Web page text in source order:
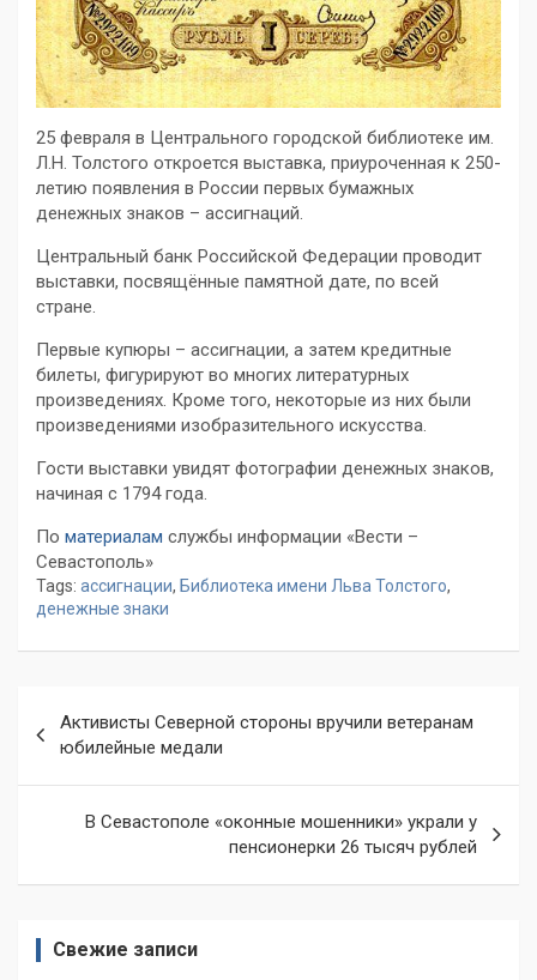
25 февраля в Центрального городской библиотеке им.
Л.Н. Толстого откроется выставка, приуроченная к 250-
летию появления в России первых бумажных
денежных знаков – ассигнаций.
Центральный банк Российской Федерации проводит
выставки, посвящённые памятной дате, по всей
стране.
Первые купюры – ассигнации, а затем кредитные
билеты, фигурируют во многих литературных
произведениях. Кроме того, некоторые из них были
произведениями изобразительного искусства.
Гости выставки увидят фотографии денежных знаков,
начиная с 1794 года.
По материалам службы информации «Вести –
Севастополь»
Tags: ассигнации, Библиотека имени Льва Толстого,
денежные знаки
по
записям
Активисты Северной стороны вручили ветеранам
юбилейные медали
В Севастополе «оконные мошенники» украли у
пенсионерки 26 тысяч рублей
Свежие записи